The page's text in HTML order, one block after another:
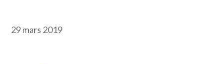
29 mars 2019